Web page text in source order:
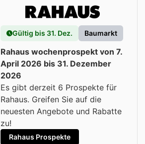
Gültig bis 31. Dez. Baumarkt
Rahaus wochenprospekt von 7.
April 2026 bis 31. Dezember
2026
Es gibt derzeit 6 Prospekte für
Rahaus. Greifen Sie auf die
neuesten Angebote und Rabatte
zu!
Rahaus Prospekte